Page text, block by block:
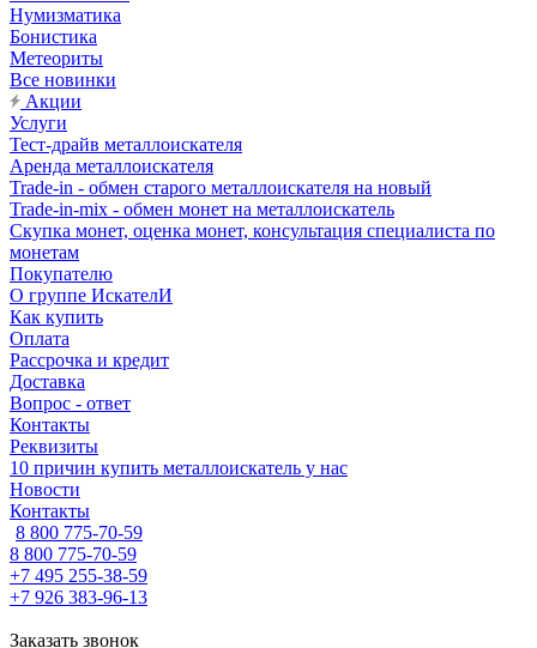
Нумизматика
Бонистика
Метеориты
Все новинки
Акции
Услуги
Тест-драйв металлоискателя
Аренда металлоискателя
Trade-in - обмен старого металлоискателя на новый
Trade-in-mix - обмен монет на металлоискатель
Скупка монет, оценка монет, консультация специалиста по
монетам
Покупателю
О группе ИскателИ
Как купить
Оплата
Рассрочка и кредит
Доставка
Вопрос - ответ
Контакты
Реквизиты
10 причин купить металлоискатель у нас
Новости
Контакты
8 800 775-70-59
8 800 775-70-59
+7 495 255-38-59
+7 926 383-96-13
Заказать звонок